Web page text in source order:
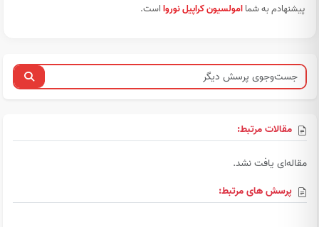
پیشنهادم به شماامولسیون کراپیل نوروااست.
مقالات مرتبط:
مقاله‌ای یافت نشد.
پرسش های مرتبط: